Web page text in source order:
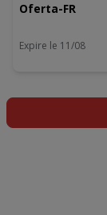
Oferta-FR
Expire le 11/08